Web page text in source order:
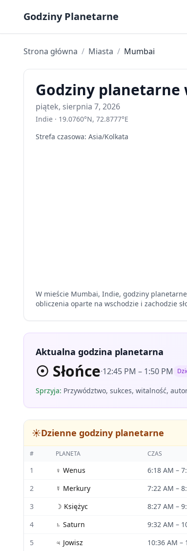
Godziny Planetarne
Strona główna / Miasta / Mumbai
Godziny planetarne
piątek, sierpnia 7, 2026
Indie · 19.0760°N, 72.8777°E
Strefa czasowa: Asia/Kolkata
W mieście Mumbai, Indie, godziny planetarne
obliczenia oparte na wschodzie i zachodzie
Aktualna godzina planetarna
☉ Słońce·12:45 PM – 1:50 PM
Sprzyja: Przywództwo, sukces, witalność,
☀️Dzienne godziny planetarne
# PLANETA CZAS
1 ♀ Wenus 6:18 AM –
2
☿ Merkury 7:22 AM –
3
☽ Księżyc 8:27 AM –
4
♄ Saturn 9:32 AM –
5
♃ Jowisz 10:36 AM –